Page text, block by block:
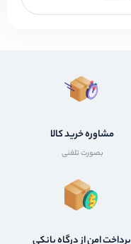
مشاوره خرید کالا
بصورت تلفنی